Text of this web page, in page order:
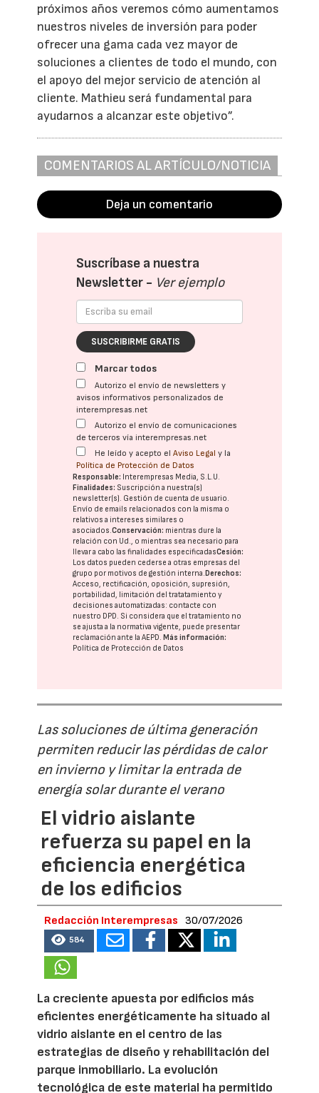
próximos años veremos cómo aumentamos
nuestros niveles de inversión para poder
ofrecer una gama cada vez mayor de
soluciones a clientes de todo el mundo, con
el apoyo del mejor servicio de atención al
cliente. Mathieu será fundamental para
ayudarnos a alcanzar este objetivo”.
COMENTARIOS AL ARTÍCULO/NOTICIA
Deja un comentario
Suscríbase a nuestra
Newsletter - Ver ejemplo
SUSCRIBIRME GRATIS
Marcar todos
Autorizo el envío de newsletters y
avisos informativos personalizados de
interempresas.net
Autorizo el envío de comunicaciones
de terceros vía interempresas.net
He leído y acepto elAviso Legal y la
Política de Protección de Datos
Responsable: Interempresas Media, S.L.U.
Finalidades: Suscripción a nuestra(s)
newsletter(s). Gestión de cuenta de usuario.
Envío de emails relacionados con la misma o
relativos a intereses similares o
asociados.Conservación: mientras dure la
relación con Ud., o mientras sea necesario para
llevar a cabo las finalidades especificadasCesión:
Los datos pueden cederse a otras empresas del
grupo por motivos de gestión interna.Derechos:
Acceso, rectificación, oposición, supresión,
portabilidad, limitación del tratatamiento y
decisiones automatizadas: contacte con
nuestro DPD. Si considera que el tratamiento no
se ajusta a la normativa vigente, puede presentar
reclamación ante laAEPD.Más información:
Política de Protección de Datos
Las soluciones de última generación
permiten reducir las pérdidas de calor
en invierno y limitar la entrada de
energía solar durante el verano
El vidrio aislante
refuerza su papel en la
eficiencia energética
de los edificios
Redacción Interempresas 30/07/2026
584
La creciente apuesta por edificios más
eficientes energéticamente ha situado al
vidrio aislante en el centro de las
estrategias de diseño y rehabilitación del
parque inmobiliario. La evolución
tecnológica de este material ha permitido